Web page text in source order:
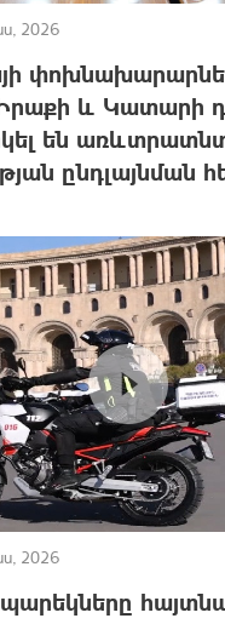
2026
Իրաքի և Կատարի
են
ընդլայնման
2026